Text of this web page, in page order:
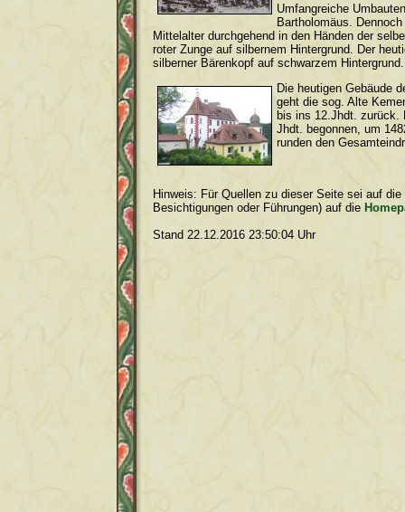
Umfangreiche
Bartholomäus.
Mittelalter durchgehend in den Händen der
roter Zunge auf silbernem Hintergrund. Der
silberner Bärenkopf auf schwarzem Hintergrund.
Die heutigen Gebäude
geht die sog. Alte
bis ins 12.Jhdt. zurück.
Jhdt. begonnen, um
runden den
Hinweis: Für Quellen zu dieser Seite sei auf
Besichtigungen oder Führungen) auf die
Stand 22.12.2016 23:50:04 Uhr